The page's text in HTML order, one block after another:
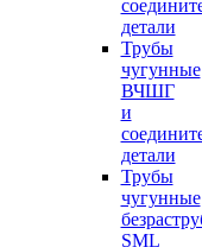
детали
Трубы
чугунные
ВЧШГ
и
детали
Трубы
чугунные
SML